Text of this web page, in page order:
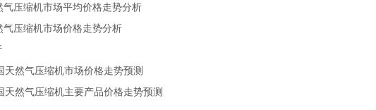
压缩机市场平均价格走势分析
压缩机市场价格走势分析
然气压缩机市场价格走势预测
然气压缩机主要产品价格走势预测